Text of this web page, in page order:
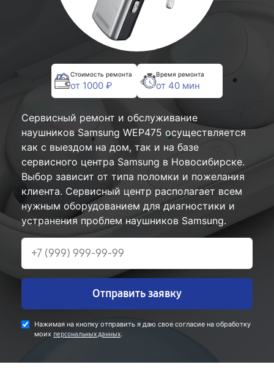
Стоимость ремонта
от 1000 ₽
Время ремонта
от 40 мин
Сервисный ремонт и обслуживание
наушников Samsung WEP475 осуществляется
как с выездом на дом, так и на базе
сервисного центра Samsung в Новосибирске.
Выбор зависит от типа поломки и пожелания
клиента. Сервисный центр располагает всем
нужным оборудованием для диагностики и
устранения проблем наушников Samsung.
Отправить заявку
Нажимая на кнопку отправить я даю свое согласие на обработку
моих персональных данных.